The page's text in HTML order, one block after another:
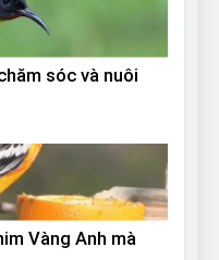
sóc và nuôi
Vàng Anh mà